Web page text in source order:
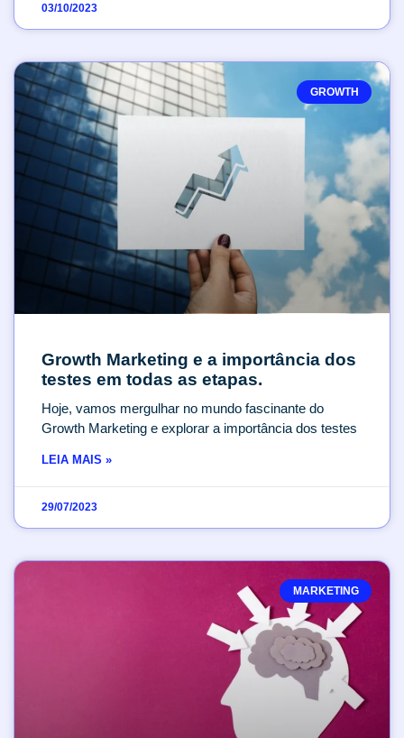
03/10/2023
GROWTH
Growth Marketing e a importância dos
testes em todas as etapas.
Hoje, vamos mergulhar no mundo fascinante do
Growth Marketing e explorar a importância dos testes
LEIA MAIS »
29/07/2023
MARKETING